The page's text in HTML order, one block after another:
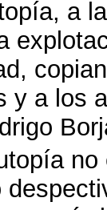
a
y a los